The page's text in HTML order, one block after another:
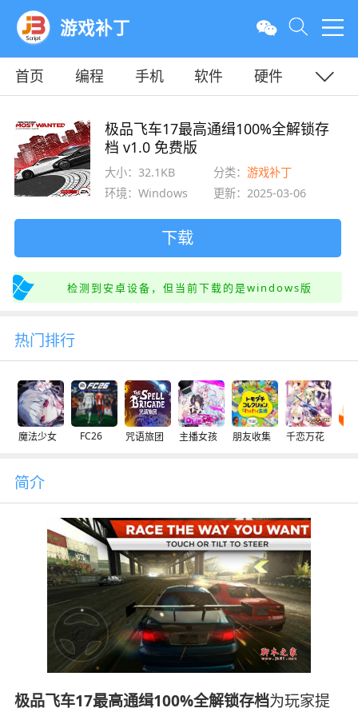
游戏补丁
首页 编程 手机 软件
硬件
极品飞车17最高通缉100%全解锁存
档 v1.0 免费版
大小：32.1KB 分类：游戏补丁
环境：Windows
更新：2025-03-06
下载
检测到安卓设备，但当前下载的是windows版
热门排行
魔法少女 FC26 咒语旅团 主播女孩 朋友收集 千恋万花
简介
极品飞车17最高通缉100%全解锁存档为玩家提